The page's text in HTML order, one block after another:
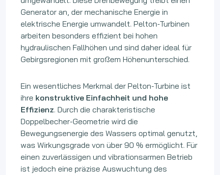
Generator an, der mechanische Energie in
elektrische Energie umwandelt. Pelton-Turbinen
arbeiten besonders effizient bei hohen
hydraulischen Fallhöhen und sind daher ideal für
Gebirgsregionen mit großem Höhenunterschied.
Ein wesentliches Merkmal der Pelton-Turbine ist
ihre konstruktive Einfachheit und hohe
Effizienz. Durch die charakteristische
Doppelbecher-Geometrie wird die
Bewegungsenergie des Wassers optimal genutzt,
was Wirkungsgrade von über 90 % ermöglicht. Für
einen zuverlässigen und vibrationsarmen Betrieb
ist jedoch eine präzise Auswuchtung des